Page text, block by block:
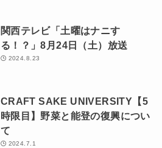
関西テレビ「土曜はナニす
る！？」8月24日（土）放送
2024.8.23
CRAFT SAKE UNIVERSITY【5
時限目】野菜と能登の復興につい
て
2024.7.1